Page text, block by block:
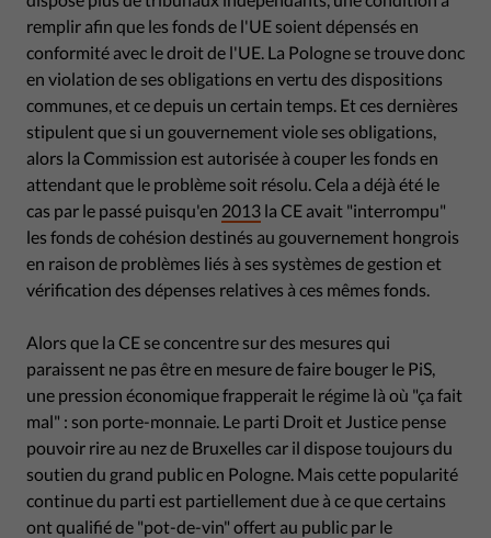
remplir afin que les fonds de l'UE soient dépensés en
conformité avec le droit de l'UE. La Pologne se trouve donc
en violation de ses obligations en vertu des dispositions
communes, et ce depuis un certain temps. Et ces dernières
stipulent que si un gouvernement viole ses obligations,
alors la Commission est autorisée à couper les fonds en
attendant que le problème soit résolu. Cela a déjà été le
cas par le passé puisqu'en 2013 la CE avait "interrompu"
les fonds de cohésion destinés au gouvernement hongrois
en raison de problèmes liés à ses systèmes de gestion et
vérification des dépenses relatives à ces mêmes fonds.
Alors que la CE se concentre sur des mesures qui
paraissent ne pas être en mesure de faire bouger le PiS,
une pression économique frapperait le régime là où "ça fait
mal" : son porte-monnaie. Le parti Droit et Justice pense
pouvoir rire au nez de Bruxelles car il dispose toujours du
soutien du grand public en Pologne. Mais cette popularité
continue du parti est partiellement due à ce que certains
ont qualifié de "pot-de-vin" offert au public par le